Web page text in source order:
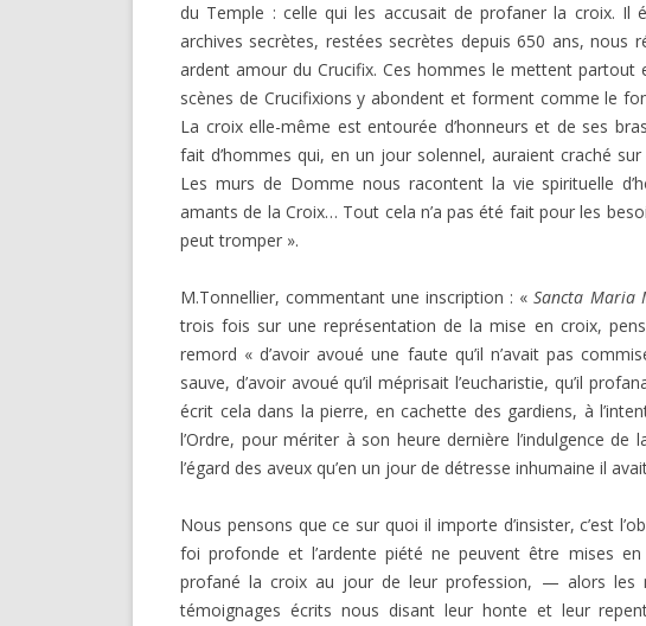
du Tem­ple : celle qui les accusait de profaner la croix. Il
archives secrètes, restées secrètes depuis 650 ans, nous
ardent amour du Crucifix. Ces hommes le mettent partout
scènes de Crucifixions y abondent et forment comme le
La croix elle-même est entourée d’honneurs et de ses
fait d’hommes qui, en un jour solennel, auraient craché
Les murs de Domme nous racontent la vie spirituelle
amants de la Croix… Tout cela n’a pas été fait pour les
peut tromper ».
M.Tonnellier, commentant une inscription : «Sancta Maria
trois fois sur une représentation de la mise en croix,
remord « d’avoir avoué une faute qu’il n’avait pas
sauve, d’avoir avoué qu’il méprisait l’eucharistie, qu’il
écrit cela dans la pierre, en cachette des gardiens, à
l’Ordre, pour mériter à son heure dernière l’indulgence
l’égard des aveux qu’en un jour de détresse inhumaine il
Nous pensons que ce sur quoi il importe d’insister, c’est
foi pro­fonde et l’ardente piété ne peuvent être mises
profané la croix au jour de leur profession, — alors les
témoignages écrits nous disant leur honte et leur